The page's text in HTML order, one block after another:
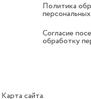
Политика
Согласие
обработку
Карта сайта.